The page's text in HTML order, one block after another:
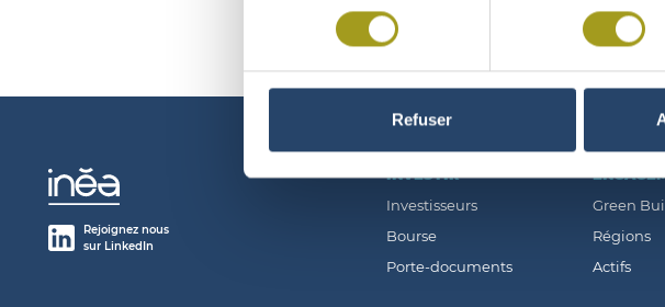
consentement
Refuser
Rejoignez nous
sur LinkedIn
INVESTIR
Investisseurs
Bourse
Porte-documents
Green
Régions
Actifs